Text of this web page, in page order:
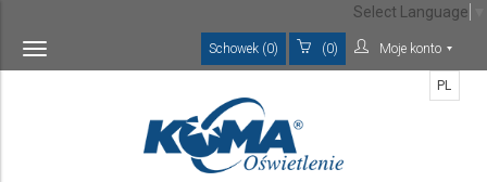
Toggle
navigation
Schowek (0) (0) Moje konto
PL
Select Language